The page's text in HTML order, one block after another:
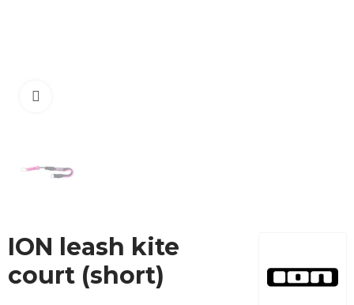
ION leash kite
court (short)